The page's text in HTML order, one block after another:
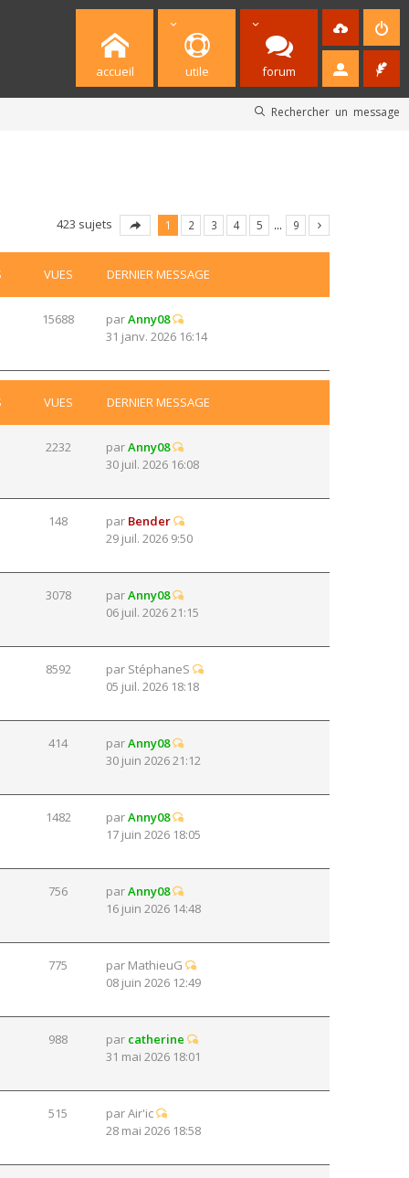
accueil utile forum
Rechercher un message
423 sujets 1 2 3 4 5 … 9
VUES DERNIER MESSAGE
15688 parAnny08
31 janv. 2026 16:14
VUES DERNIER MESSAGE
2232 parAnny08
30 juil. 2026 16:08
148 par Bender
29 juil. 2026 9:50
3078 parAnny08
06 juil. 2026 21:15
8592 par StéphaneS
05 juil. 2026 18:18
414 parAnny08
30 juin 2026 21:12
1482 parAnny08
17 juin 2026 18:05
756 parAnny08
16 juin 2026 14:48
775 par MathieuG
08 juin 2026 12:49
988 par catherine
31 mai 2026 18:01
515 parAir'ic
28 mai 2026 18:58